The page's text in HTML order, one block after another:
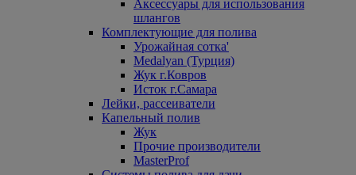
Аксессуары для использования
шлангов
Комплектующие для полива
Урожайная сотка'
Medalyan (Турция)
Жук г.Ковров
Исток г.Самара
Лейки, рассеиватели
Капельный полив
Жук
Прочие производители
MasterProf